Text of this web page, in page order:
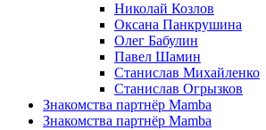
Николай Козлов
Оксана Панкрушина
Олег Бабулин
Павел Шамин
Станислав Михайленко
Станислав Огрызков
Знакомства партнёр Mamba
Знакомства партнёр Mamba